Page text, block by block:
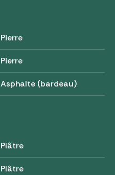
Pierre
Pierre
Asphalte (bardeau)
Plâtre
Plâtre